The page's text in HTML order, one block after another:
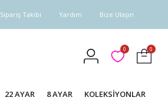
Sipariş Takibi Yardım Bize Ulaşın
0 0
22 AYAR 8 AYAR KOLEKSİYONLAR